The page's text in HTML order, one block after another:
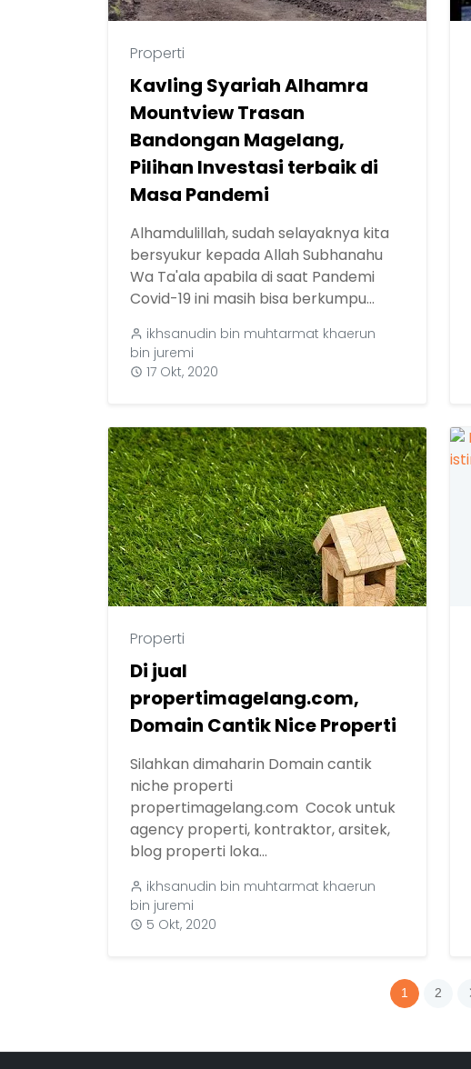
Properti
Kavling Syariah Alhamra
Mountview Trasan
Bandongan Magelang,
Pilihan Investasi terbaik di
Masa Pandemi
Alhamdulillah, sudah selayaknya kita
bersyukur kepada Allah Subhanahu
Wa Ta'ala apabila di saat Pandemi
Covid-19 ini masih bisa berkumpu...
ikhsanudin bin muhtarmat khaerun
bin juremi
17 Okt, 2020
Properti
Di jual
propertimagelang.com,
Domain Cantik Nice Properti
Silahkan dimaharin Domain cantik
niche properti
propertimagelang.com Cocok untuk
agency properti, kontraktor, arsitek,
blog properti loka...
ikhsanudin bin muhtarmat khaerun
bin juremi
5 Okt, 2020
1 2